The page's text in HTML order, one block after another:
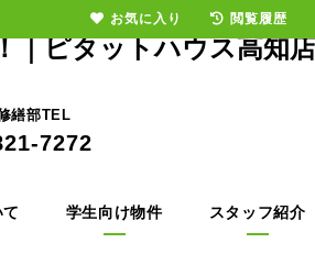
｜ピタットハウス高知店
繕部TEL
7272
学生向け物件 スタッフ紹介
お気に入り 閲覧履歴